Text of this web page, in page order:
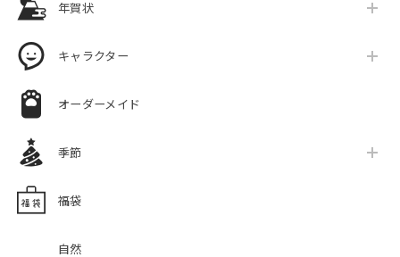
年賀状
キャラクター
オーダーメイド
季節
福袋
自然